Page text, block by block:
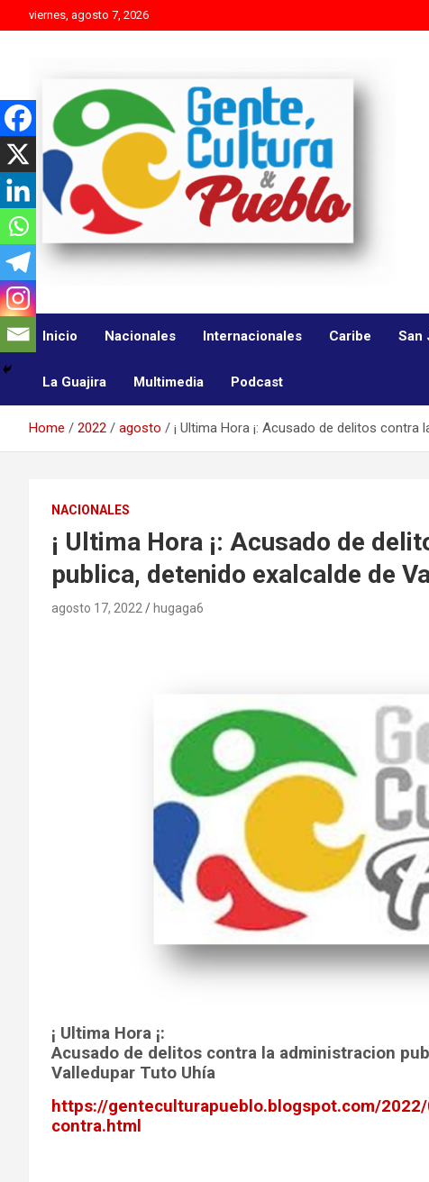
to
viernes, agosto 7, 2026
Gente Cultura y Pueblo
Es mejor molestar con la verdad que agradar con adulaciones
Inicio Nacionales Internacionales Caribe San
La Guajira Multimedia Podcast
Home 2022 agosto ¡ Ultima Hora ¡: Acusado de delitos
NACIONALES
¡ Ultima Hora ¡: Acusado de
publica, detenido exalcalde de
agosto 17, 2022 hugaga6
¡ Ultima Hora ¡:
Acusado de delitos contra la administracion
Valledupar Tuto Uhía
https://genteculturapueblo.blogspot.com/
contra.html